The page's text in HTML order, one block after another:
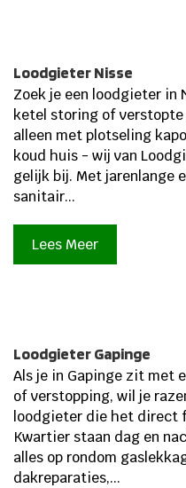
Loodgieter Nisse
Zoek je een loodgieter in
ketel storing of
alleen met plotseling
koud huis - wij van
gelijk bij.​ Met jarenlange
sanitair...
Lees Meer
Loodgieter Gapinge
Als je in Gapinge zit met
of verstopping, wil je
loodgieter die het direct
Kwartier staan dag en
alles op rondom
dakreparaties,...